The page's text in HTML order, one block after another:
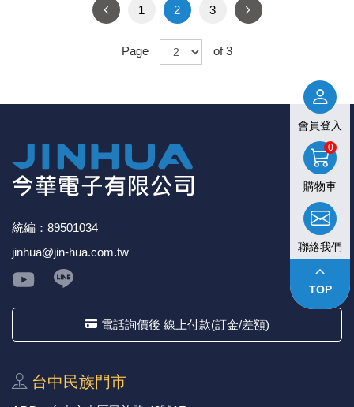
1 2 3
Page of 3
會員登入
購物車
0
聯絡我們
keyboard_arrow_up
TOP
統編：89501034
jinhua@jin-hua.com.tw
電話詢價後 線上付款(訂金/差額)
台中⺠族⾨市